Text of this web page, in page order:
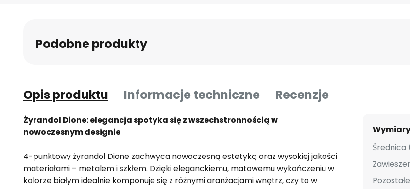
Podobne produkty
Opis produktu Informacje techniczne Recenzje
Żyrandol Dione: elegancja spotyka się z wszechstronnością w
nowoczesnym designie
4-punktowy żyrandol Dione zachwyca nowoczesną estetyką oraz wysokiej jakości
materiałami – metalem i szkłem. Dzięki eleganckiemu, matowemu wykończeniu w
kolorze białym idealnie komponuje się z różnymi aranżacjami wnętrz, czy to w
Wymiary
Średnica